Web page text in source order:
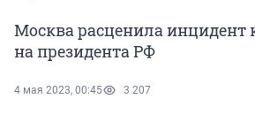
Москва расценила инцидент
на президента РФ
4 мая 2023, 00:45 3 207